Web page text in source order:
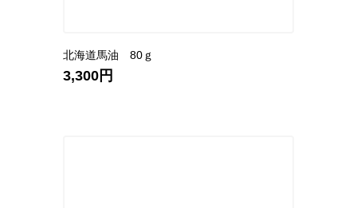
北海道馬油 80ｇ
3,300円